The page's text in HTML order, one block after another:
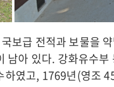
보급 전적과 보물을
아 있다. 강화유수
였고, 1769년(영조